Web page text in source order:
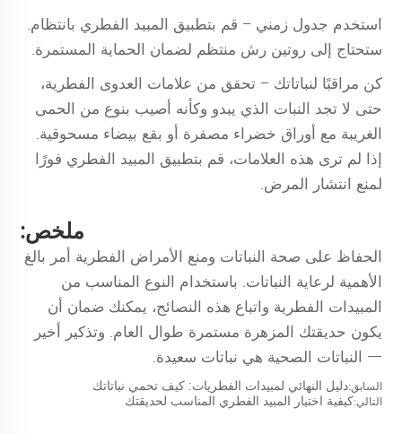
استخدم جدول زمني – قم بتطبيق المبيد الفطري بانتظام.
ستحتاج إلى روتين رش منتظم لضمان الحماية المستمرة.
كن مراقبًا لنباتاتك – تحقق من علامات العدوى الفطرية،
حتى لا تجد النبات الذي يبدو وكأنه أصيب بنوع من الحمى
الغريبة مع أوراق خضراء مصفرة أو بقع بيضاء مسحوقية.
إذا لم ترى هذه العلامات، قم بتطبيق المبيد الفطري فورًا
لمنع انتشار المرض.
ملخص:
الحفاظ على صحة النباتات ومنع الأمراض الفطرية أمر بالغ
الأهمية لرعاية النباتات. باستخدام النوع المناسب من
المبيدات الفطرية واتباع هذه النصائح، يمكنك ضمان أن
يكون حديقتك المزهرة مستمرة طوال العام. وتذكير أخير
— النباتات الصحية هي نباتات سعيدة.
السابق:دليل النهائي لمبيدات الفطريات: كيف تحمي نباتاتك
التالي:كيفية اختيار المبيد الفطري المناسب لحديقتك